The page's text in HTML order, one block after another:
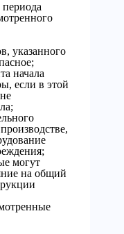
указанного
начала
если в этой
могут
на общий